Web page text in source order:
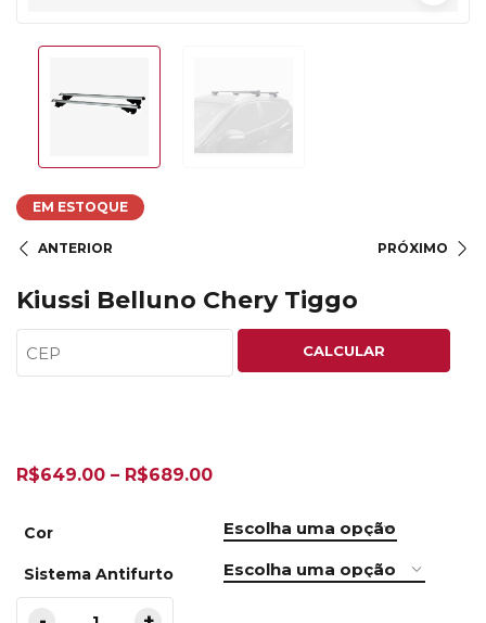
EM ESTOQUE
ANTERIOR PRÓXIMO
Kiussi Belluno Chery Tiggo
CALCULAR
R$649.00 – R$689.00
Cor
Sistema Antifurto